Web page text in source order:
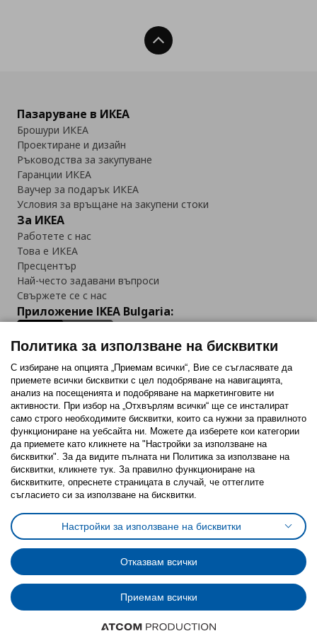
Нагоре
Пазаруване в ИКЕА
Брошури ИКЕА
Проектиране и дизайн
Ръководства за закупуване
Гаранции ИКЕА
Ваучер за подарък ИКЕА
Условия за връщане на закупени стоки
За ИКЕА
Работете с нас
Това е ИКЕА
Пресцентър
Най-често задавани въпроси
Свържете се с нас
Приложение IKEA Bulgaria:
Последвайте ни:
FacebookTwitterYoutubePinterestInstagram
Политика за използване на бисквитки (Cookies)
Избор на настройки за използване на бисквитки
Условия за ползване на ikea.bgОбща политика за личните данни
Политика за защита на личните данни на ikea.bg
Общи условия на програма IKEA Family
Политика за защита на лични данни на програма IKEA Family
© Inter-IKEA Systems B.V. 1999 - 2025
Политика за използване на бисквитки
С избиране на опцията „Приемам всички“, Вие се съгласявате да
приемете всички бисквитки с цел подобряване на навигацията,
анализ на посещенията и подобряване на маркетинговите ни
активности. При избор на „Отхвърлям всички“ ще се инсталират
само строго необходимитe бисквитки, които са нужни за правилното
функциониране на уебсайта ни. Можете да изберете кои категории
да приемете като кликнете на "Настройки за използване на
бисквитки". За да видите пълната ни Политика за използване на
бисквитки, кликнете тук. За правилно функциониране на
бисквитките, опреснете страницата в случай, че оттеглите
съгласието си за използване на бисквитки.
Настройки за използване на бисквитки
Отказвам всички
Приемам всички